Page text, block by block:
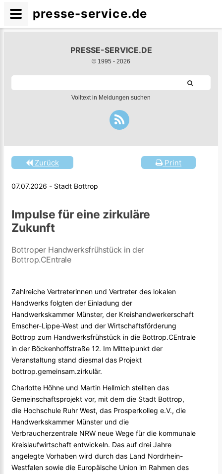
PRESSE-SERVICE.DE
© 1995 - 2026
Volltext in Meldungen suchen
Print
Zurück
07.07.2026 - Stadt Bottrop
Impulse für eine zirkuläre
Zukunft
Bottroper Handwerksfrühstück in der
Bottrop.CEntrale
Zahlreiche Vertreterinnen und Vertreter des lokalen
Handwerks folgten der Einladung der
Handwerkskammer Münster, der Kreishandwerkerschaft
Emscher-Lippe-West und der Wirtschaftsförderung
Bottrop zum Handwerksfrühstück in die Bottrop.CEntrale
in der Böckenhoffstraße 12. Im Mittelpunkt der
Veranstaltung stand diesmal das Projekt
bottrop.gemeinsam.zirkulär.
Charlotte Höhne und Martin Hellmich stellten das
Gemeinschaftsprojekt vor, mit dem die Stadt Bottrop,
die Hochschule Ruhr West, das Prosperkolleg e.V., die
Handwerkskammer Münster und die
Verbraucherzentrale NRW neue Wege für die kommunale
Kreislaufwirtschaft entwickeln. Das auf drei Jahre
angelegte Vorhaben wird durch das Land Nordrhein-
Westfalen sowie die Europäische Union im Rahmen des
presse-service.de